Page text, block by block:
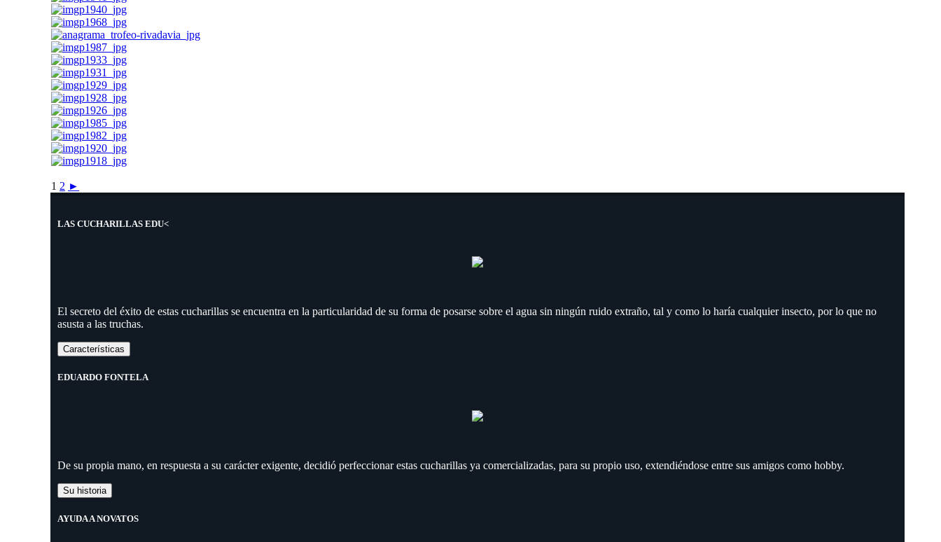
1 2 ►
LAS CUCHARILLAS EDU<
El secreto del éxito de estas cucharillas se encuentra en la particularidad de su forma de posarse sobre el agua sin ningún ruido extraño, tal y como lo haría cualquier insecto, por lo que no
asusta a las truchas.
Características
EDUARDO FONTELA
De su propia mano, en respuesta a su carácter exigente, decidió perfeccionar estas cucharillas ya comercializadas, para su propio uso, extendiéndose entre sus amigos como hobby.
Su historia
AYUDA A NOVATOS